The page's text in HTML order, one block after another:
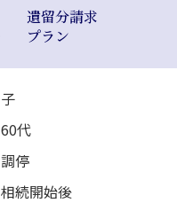
遺留分請求
プラン
子
60代
調停
相続開始後